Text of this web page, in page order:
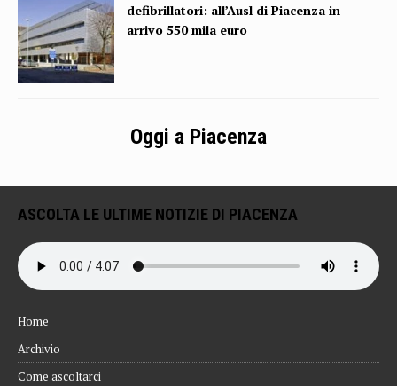
defibrillatori: all’Ausl di Piacenza in
arrivo 550 mila euro
Oggi a Piacenza
ASCOLTA LE ULTIME NOTIZIE DI PIACENZA
Home
Archivio
Come ascoltarci